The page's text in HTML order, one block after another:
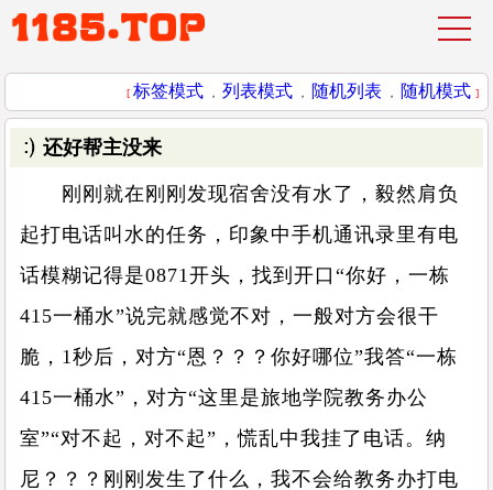
[ 标签模式 ， 列表模式 ， 随机列表 ， 随机模式 ]
还好帮主没来
刚刚就在刚刚发现宿舍没有水了，毅然肩负
起打电话叫水的任务，印象中手机通讯录里有电
话模糊记得是0871开头，找到开口“你好，一栋
415一桶水”说完就感觉不对，一般对方会很干
脆，1秒后，对方“恩？？？你好哪位”我答“一栋
415一桶水”，对方“这里是旅地学院教务办公
室”“对不起，对不起”，慌乱中我挂了电话。纳
尼？？？刚刚发生了什么，我不会给教务办打电